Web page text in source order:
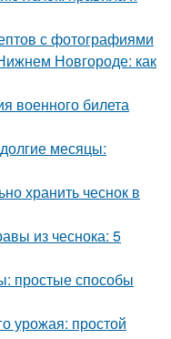
с фотографиями
Новгороде: как
военного билета
месяцы:
хранить чеснок в
из чеснока: 5
простые способы
урожая: простой